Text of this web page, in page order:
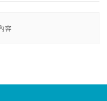
容